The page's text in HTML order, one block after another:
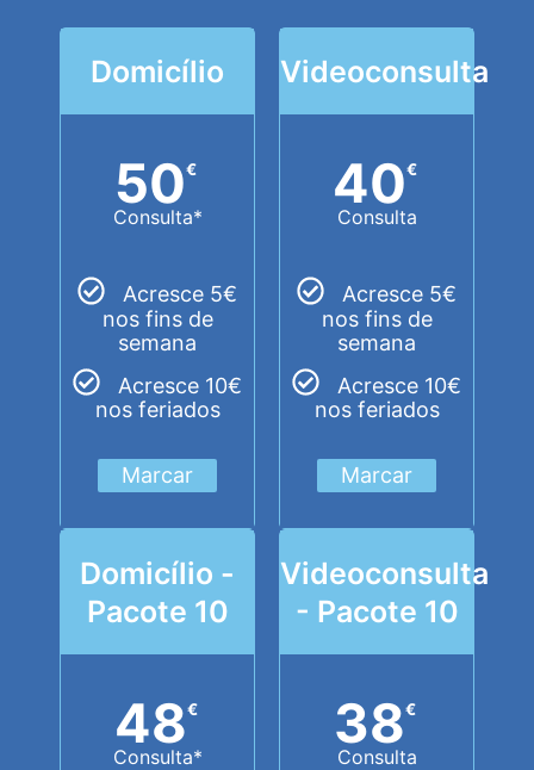
Domicílio
50€
Consulta*
Acresce 5€
nos fins de
semana
Acresce 10€
nos feriados
Marcar
Domicílio -
Pacote 10
48€
Consulta*
Videoconsulta
40€
Consulta
Acresce 5€
nos fins de
semana
Acresce 10€
nos feriados
Marcar
Videoconsulta
- Pacote 10
38€
Consulta